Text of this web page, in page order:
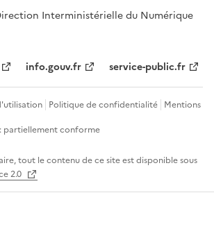
Interministérielle du Numérique
info.gouv.fr service-public.fr
Politique de confidentialité Mentions
partiellement conforme
tout le contenu de ce site est disponible sous
2.0